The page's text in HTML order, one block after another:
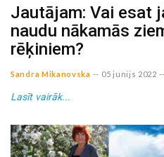
Jautājam: Vai esat
naudu nākamās
rēķiniem?
Sandra Mikanovska -- 05 junijs 2022 --
Lasīt vairāk...